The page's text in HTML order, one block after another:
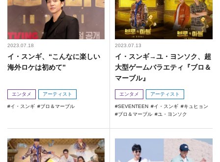
2023.07.18
イ・スンギ、“こんなに楽しい
海外ロケは初めて”
エンタメ アーティスト
イ・スンギ ブロ＆マーブル
2023.07.13
イ・スンギ→ユ・ヨンソク、超
大型ゲームバラエティ『ブロ＆
マーブル』
エンタメ アーティスト
SEVENTEEN イ・スンギ
キュヒョン
ブロ＆マーブル
ユ・ヨンソク